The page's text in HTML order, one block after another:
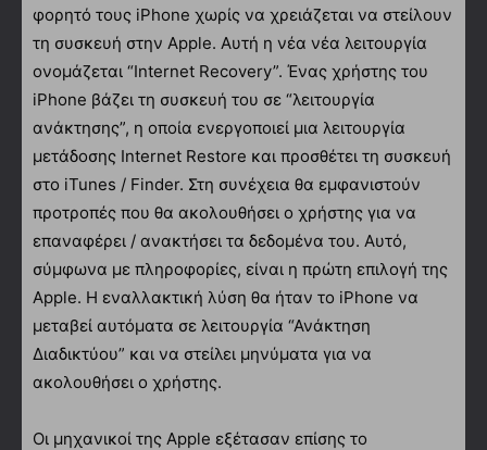
φορητό τους iPhone χωρίς να χρειάζεται να στείλουν
τη συσκευή στην Apple. Αυτή η νέα νέα λειτουργία
ονομάζεται “Internet Recovery”. Ένας χρήστης του
iPhone βάζει τη συσκευή του σε “λειτουργία
ανάκτησης”, η οποία ενεργοποιεί μια λειτουργία
μετάδοσης Internet Restore και προσθέτει τη συσκευή
στο iTunes / Finder. Στη συνέχεια θα εμφανιστούν
προτροπές που θα ακολουθήσει ο χρήστης για να
επαναφέρει / ανακτήσει τα δεδομένα του. Αυτό,
σύμφωνα με πληροφορίες, είναι η πρώτη επιλογή της
Apple. Η εναλλακτική λύση θα ήταν το iPhone να
μεταβεί αυτόματα σε λειτουργία “Ανάκτηση
Διαδικτύου” και να στείλει μηνύματα για να
ακολουθήσει ο χρήστης.
Οι μηχανικοί της Apple εξέτασαν επίσης το